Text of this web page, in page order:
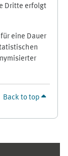
Dritte erfolgt
eine Dauer
Back to top